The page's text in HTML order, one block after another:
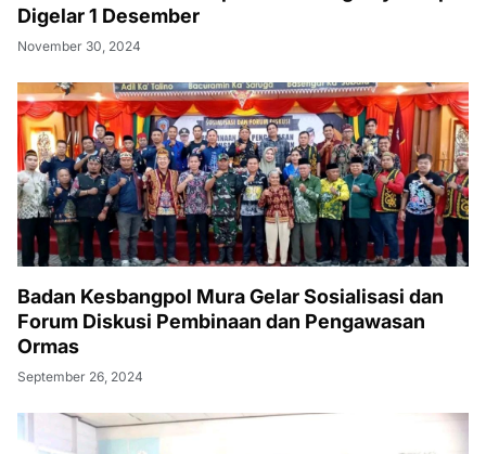
Digelar 1 Desember
November 30, 2024
Badan Kesbangpol Mura Gelar Sosialisasi dan
Forum Diskusi Pembinaan dan Pengawasan
Ormas
September 26, 2024